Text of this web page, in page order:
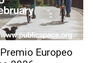
Europeo